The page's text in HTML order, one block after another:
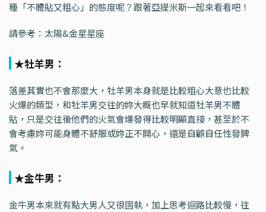
種「不體貼又粗心」的態度呢？跟著亞提米斯一起來看看吧！
請參考：太陽&金星星座
★牡羊男：
落差其實也不會那麼大，牡羊男本身就是比較粗心大意也比較
火爆的類型，和牡羊男交往的妳大概也早就知道牡羊男不體
貼，只是交往後他們的火氣會爆發得比較明顯直接，甚至於不
會考慮妳可能身體不舒服或妳正不開心，還是自顧自任性發脾
氣。
★金牛男：
金牛男本來就有點大男人又很固執，加上思考迴路比較慢，往